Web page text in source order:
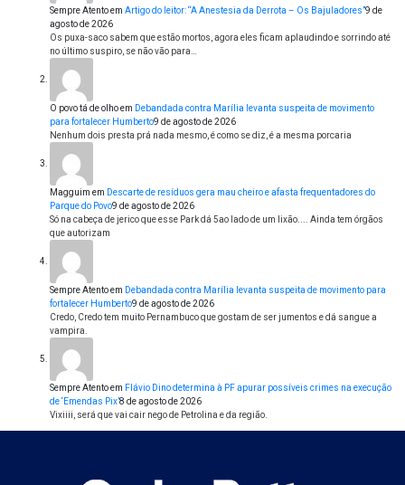
Sempre Atentoem Artigo do leitor: “A Anestesia da Derrota – Os Bajuladores”9 de
agosto de 2026
Os puxa-saco sabem que estão mortos, agora eles ficam aplaudindo e sorrindo até
no último suspiro, se não vão para…
O povo tá de olhoem Debandada contra Marília levanta suspeita de movimento
para fortalecer Humberto9 de agosto de 2026
Nenhum dois presta prá nada mesmo, é como se diz, é a mesma porcaria
Magguim em Descarte de resíduos gera mau cheiro e afasta frequentadores do
Parque do Povo9 de agosto de 2026
Só na cabeça de jerico que esse Park dá 5ao lado de um lixão.... Ainda tem órgãos
que autorizam
Sempre Atentoem Debandada contra Marília levanta suspeita de movimento para
fortalecer Humberto9 de agosto de 2026
Credo, Credo tem muito Pernambuco que gostam de ser jumentos e dá sangue a
vampira.
Sempre Atentoem Flávio Dino determina à PF apurar possíveis crimes na execução
de ‘Emendas Pix’8 de agosto de 2026
Vixiiii, será que vai cair nego de Petrolina e da região.